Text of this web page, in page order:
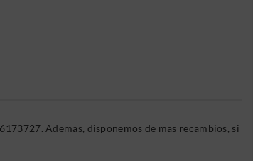
Ademas, disponemos de mas recambios, si